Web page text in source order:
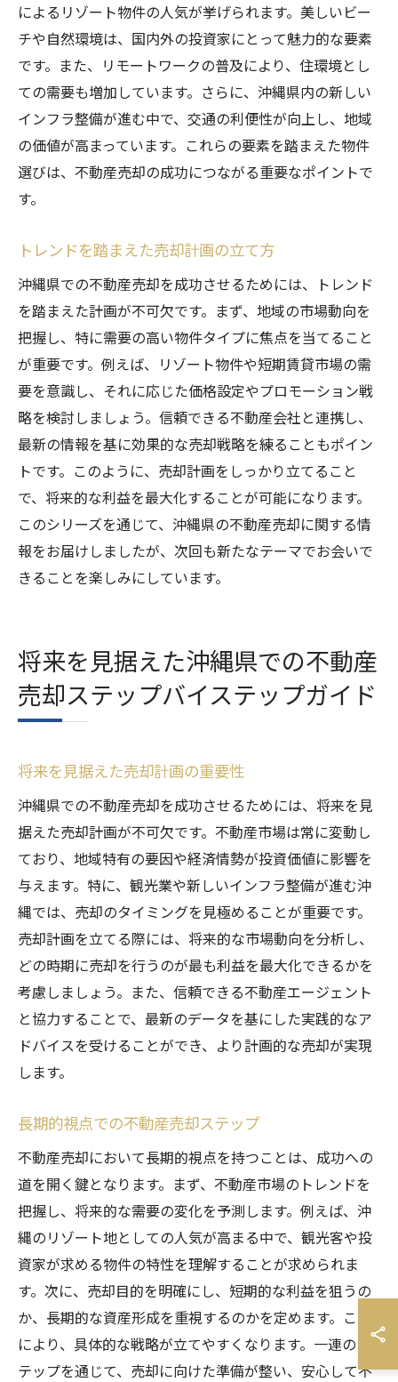
によるリゾート物件の人気が挙げられます。美しいビー
チや自然環境は、国内外の投資家にとって魅力的な要素
です。また、リモートワークの普及により、住環境とし
ての需要も増加しています。さらに、沖縄県内の新しい
インフラ整備が進む中で、交通の利便性が向上し、地域
の価値が高まっています。これらの要素を踏まえた物件
選びは、不動産売却の成功につながる重要なポイントで
す。
トレンドを踏まえた売却計画の立て方
沖縄県での不動産売却を成功させるためには、トレンド
を踏まえた計画が不可欠です。まず、地域の市場動向を
把握し、特に需要の高い物件タイプに焦点を当てること
が重要です。例えば、リゾート物件や短期賃貸市場の需
要を意識し、それに応じた価格設定やプロモーション戦
略を検討しましょう。信頼できる不動産会社と連携し、
最新の情報を基に効果的な売却戦略を練ることもポイン
トです。このように、売却計画をしっかり立てること
で、将来的な利益を最大化することが可能になります。
このシリーズを通じて、沖縄県の不動産売却に関する情
報をお届けしましたが、次回も新たなテーマでお会いで
きることを楽しみにしています。
将来を見据えた沖縄県での不動産
売却ステップバイステップガイド
将来を見据えた売却計画の重要性
沖縄県での不動産売却を成功させるためには、将来を見
据えた売却計画が不可欠です。不動産市場は常に変動し
ており、地域特有の要因や経済情勢が投資価値に影響を
与えます。特に、観光業や新しいインフラ整備が進む沖
縄では、売却のタイミングを見極めることが重要です。
売却計画を立てる際には、将来的な市場動向を分析し、
どの時期に売却を行うのが最も利益を最大化できるかを
考慮しましょう。また、信頼できる不動産エージェント
と協力することで、最新のデータを基にした実践的なア
ドバイスを受けることができ、より計画的な売却が実現
します。
長期的視点での不動産売却ステップ
不動産売却において長期的視点を持つことは、成功への
道を開く鍵となります。まず、不動産市場のトレンドを
把握し、将来的な需要の変化を予測します。例えば、沖
縄のリゾート地としての人気が高まる中で、観光客や投
資家が求める物件の特性を理解することが求められま
す。次に、売却目的を明確にし、短期的な利益を狙うの
か、長期的な資産形成を重視するのかを定めます。これ
により、具体的な戦略が立てやすくなります。一連のス
テップを通じて、売却に向けた準備が整い、安心して不